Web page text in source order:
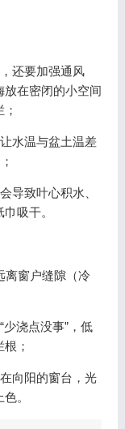
还要加强通风
放在密闭的小空间
水温与盆土温差
导致叶心积水、
吸干。
离窗户缝隙（冷
浇点没事”，低
；
向阳的窗台，光
。